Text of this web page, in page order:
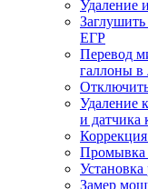
Удаление
ЕГР
Перевод
галлоны в
Удаление
и датчика
Промывка
Установка
Замер